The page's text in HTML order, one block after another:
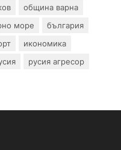
община варна
море
българия
икономика
русия агресор